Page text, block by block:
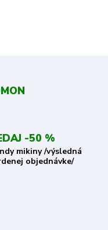
-50 %
mikiny /výsledná
objednávke/